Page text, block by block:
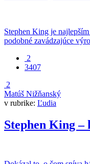
Stephen King je
podobné zavádzajúce
2
3407
2
Matúš Nižňanský
v rubrike: Ľudia
Stephen King